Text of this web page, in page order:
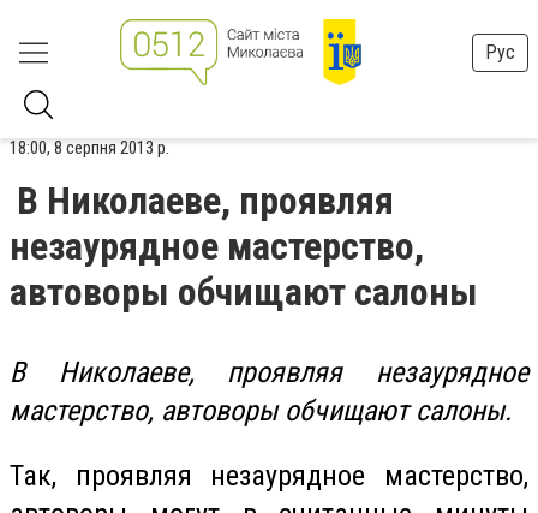
Рус
18:00, 8 серпня 2013 р.
В Николаеве, проявляя
незаурядное мастерство,
автоворы обчищают салоны
В Николаеве, проявляя незаурядное
мастерство, автоворы обчищают салоны.
Так, проявляя незаурядное мастерство,